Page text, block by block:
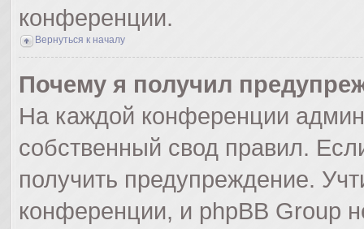
конференции.
Вернуться к началу
Почему я получил
На каждой конференции
собственный свод правил.
получить предупреждение.
конференции, и phpBB Group